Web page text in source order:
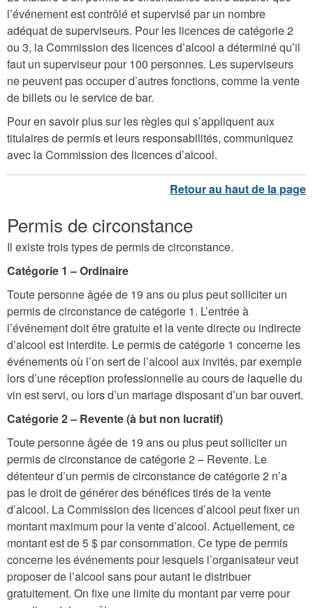
l’événement est contrôlé et supervisé par un nombre
adéquat de superviseurs. Pour les licences de catégorie 2
ou 3, la Commission des licences d’alcool a déterminé qu’il
faut un superviseur pour 100 personnes. Les superviseurs
ne peuvent pas occuper d’autres fonctions, comme la vente
de billets ou le service de bar.
Pour en savoir plus sur les règles qui s’appliquent aux
titulaires de permis et leurs responsabilités, communiquez
avec la Commission des licences d’alcool.
Permis de circonstance
Il existe trois types de permis de circonstance.
Catégorie 1 – Ordinaire
Toute personne âgée de 19 ans ou plus peut solliciter un
permis de circonstance de catégorie 1. L’entrée à
l’événement doit être gratuite et la vente directe ou indirecte
d’alcool est interdite. Le permis de catégorie 1 concerne les
événements où l’on sert de l’alcool aux invités, par exemple
lors d’une réception professionnelle au cours de laquelle du
vin est servi, ou lors d’un mariage disposant d’un bar ouvert.
Catégorie 2 – Revente (à but non lucratif)
Toute personne âgée de 19 ans ou plus peut solliciter un
permis de circonstance de catégorie 2 – Revente. Le
détenteur d’un permis de circonstance de catégorie 2 n’a
pas le droit de générer des bénéfices tirés de la vente
d’alcool. La Commission des licences d’alcool peut fixer un
montant maximum pour la vente d’alcool. Actuellement, ce
montant est de 5 $ par consommation. Ce type de permis
concerne les événements pour lesquels l’organisateur veut
proposer de l’alcool sans pour autant le distribuer
gratuitement. On fixe une limite du montant par verre pour